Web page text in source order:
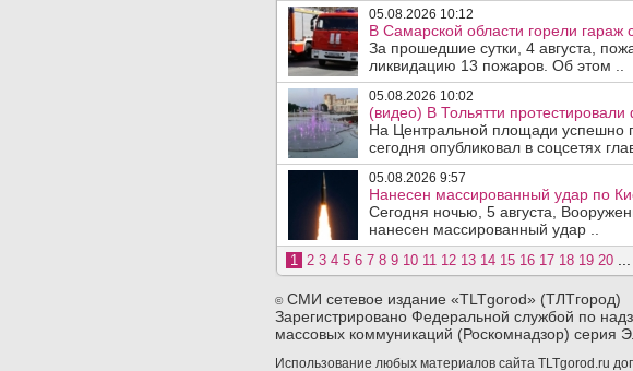
05.08.2026 10:12
В Самарской области горели гараж
За прошедшие сутки, 4 августа,
ликвидацию 13 пожаров. Об этом ..
05.08.2026 10:02
(видео) В Тольятти
На Центральной площади успешно
сегодня опубликовал в соцсетях
05.08.2026 9:57
Нанесен массированный удар по
Сегодня ночью, 5 августа,
нанесен массированный удар ..
1 2 3 4 5 6 7 8 9 10 11 12 13 14 15 16 17 18 19 20
©СМИ сетевое издание «TLTgorod» (ТЛТгород)
Зарегистрировано Федеральной службой по
массовых коммуникаций (Роскомнадзор) серия
Использование любых материалов сайта TLTgorod.ru